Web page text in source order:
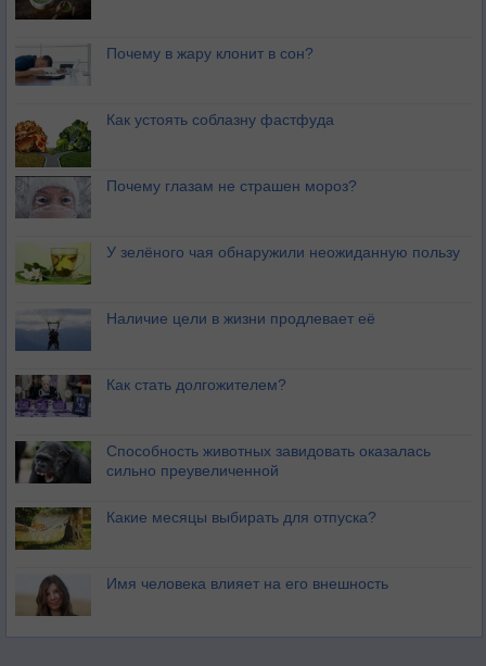
Почему в жару клонит в сон?
Как устоять соблазну фастфуда
Почему глазам не страшен мороз?
У зелёного чая обнаружили неожиданную пользу
Наличие цели в жизни продлевает её
Как стать долгожителем?
Способность животных завидовать оказалась
сильно преувеличенной
Какие месяцы выбирать для отпуска?
Имя человека влияет на его внешность